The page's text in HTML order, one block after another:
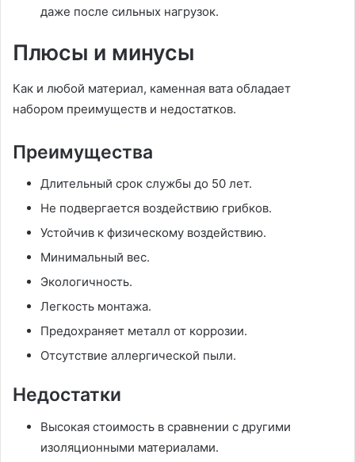
даже после сильных нагрузок.
Плюсы и минусы
Как и любой материал, каменная вата обладает
набором преимуществ и недостатков.
Преимущества
Длительный срок службы до 50 лет.
Не подвергается воздействию грибков.
Устойчив к физическому воздействию.
Минимальный вес.
Экологичность.
Легкость монтажа.
Предохраняет металл от коррозии.
Отсутствие аллергической пыли.
Недостатки
Высокая стоимость в сравнении с другими
изоляционными материалами.